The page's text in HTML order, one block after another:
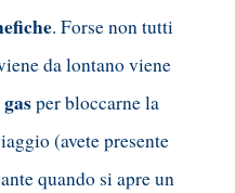
. Forse non tutti
da lontano viene
gasper bloccarne la
(avete presente
quando si apre un